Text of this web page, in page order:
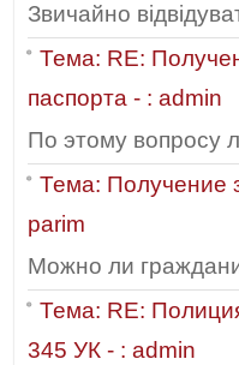
Звичайно
Тема: RE:
паспорта - : admin
По этому вопросу
Тема: Получение
parim
Можно ли
Тема: RE:
345 УК - : admin